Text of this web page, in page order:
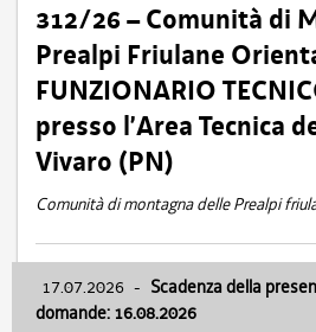
312/26 – Comunità di
Prealpi Friulane
FUNZIONARIO
presso l’Area Tecnica
Vivaro (PN)
Comunità di montagna delle Prealpi
17.07.2026 - Scadenza della
domande: 16.08.2026